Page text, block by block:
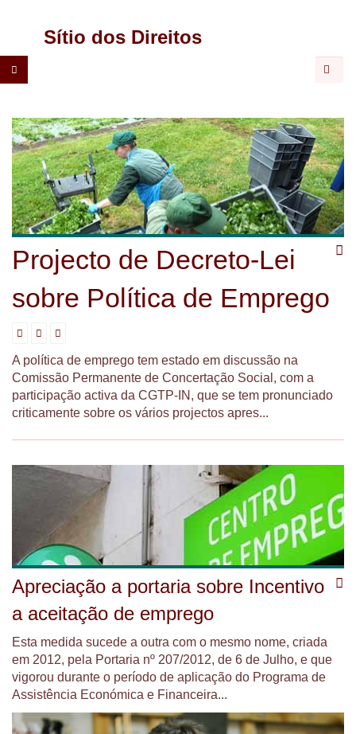
Sítio dos Direitos
Projecto de Decreto-Lei
sobre Política de Emprego
A política de emprego tem estado em discussão na
Comissão Permanente de Concertação Social, com a
participação activa da CGTP-IN, que se tem pronunciado
criticamente sobre os vários projectos apres...
Apreciação a portaria sobre Incentivo
a aceitação de emprego
Esta medida sucede a outra com o mesmo nome, criada
em 2012, pela Portaria nº 207/2012, de 6 de Julho, e que
vigorou durante o período de aplicação do Programa de
Assistência Económica e Financeira...